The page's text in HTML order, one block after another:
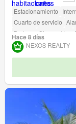
Estacionamiento
Cuarto de servicio
Bodega
Sin amoblar
Conserje Parrilla
Hace 8 días
NEXOS REALTY